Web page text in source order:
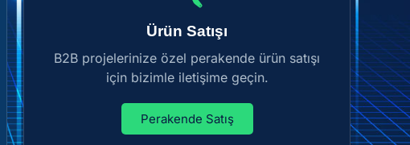
Ürün Satışı
B2B projelerinize özel perakende ürün satışı
için bizimle iletişime geçin.
Perakende Satış